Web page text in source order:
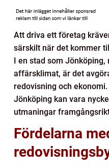
Att driva ett företag
särskilt när det kommer
I en stad som Jönköping,
affärsklimat, är det
redovisning och
Jönköping kan vara
utmaningar
Fördelarna